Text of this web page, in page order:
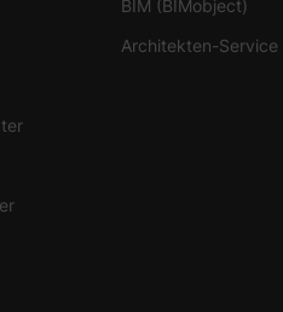
BIM (BIMobject)
Architekten-Service